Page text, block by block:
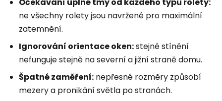
ne všechny rolety jsou navržené pro maximální
zatemnění.
Ignorování orientace oken:stejné stínění
nefunguje stejně na severní a jižní straně domu.
Špatné zaměření: nepřesné rozměry způsobí
mezery a pronikání světla po stranách.